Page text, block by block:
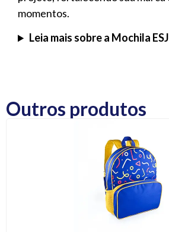
momentos.
Leia mais sobre a Mochila ESJ
Outros produtos